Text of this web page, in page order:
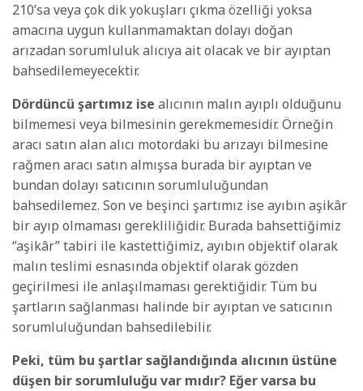
210’sa veya çok dik yokuşları çıkma özelliği yoksa
amacına uygun kullanmamaktan dolayı doğan
arızadan sorumluluk alıcıya ait olacak ve bir ayıptan
bahsedilemeyecektir.
Dördüncü şartımız ise alıcının malın ayıplı olduğunu
bilmemesi veya bilmesinin gerekmemesidir. Örneğin
aracı satın alan alıcı motordaki bu arızayı bilmesine
rağmen aracı satın almışsa burada bir ayıptan ve
bundan dolayı satıcının sorumluluğundan
bahsedilemez. Son ve beşinci şartımız ise ayıbın aşikâr
bir ayıp olmaması gerekliliğidir. Burada bahsettiğimiz
‘’aşikâr’’ tabiri ile kastettiğimiz, ayıbın objektif olarak
malın teslimi esnasında objektif olarak gözden
geçirilmesi ile anlaşılmaması gerektiğidir. Tüm bu
şartların sağlanması halinde bir ayıptan ve satıcının
sorumluluğundan bahsedilebilir.
Peki, tüm bu şartlar sağlandığında alıcının üstüne
düşen bir sorumluluğu var mıdır? Eğer varsa bu